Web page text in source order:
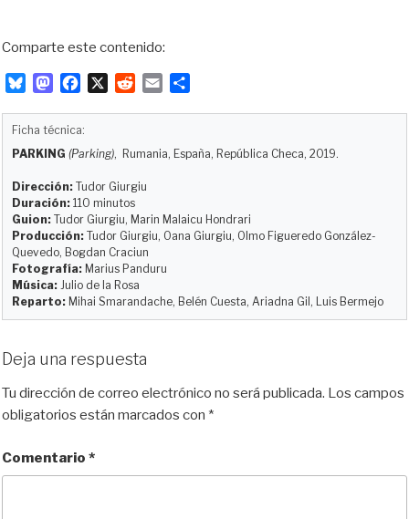
Comparte este contenido:
u
s
k
y
M
o
d
o
n
b
o
o
k
X
i
t
l
a
i
r
Ficha técnica:
PARKING (Parking), Rumania, España, República Checa, 2019.
Dirección: Tudor Giurgiu
Duración: 110 minutos
Guion: Tudor Giurgiu, Marin Malaicu Hondrari
Producción: Tudor Giurgiu, Oana Giurgiu, Olmo Figueredo González-
Quevedo, Bogdan Craciun
Fotografía: Marius Panduru
Música: Julio de la Rosa
Reparto: Mihai Smarandache, Belén Cuesta, Ariadna Gil, Luis Bermejo
Deja una respuesta
Tu dirección de correo electrónico no será publicada. Los campos
obligatorios están marcados con *
Comentario *